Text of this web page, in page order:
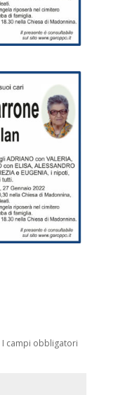
I campi obbligatori